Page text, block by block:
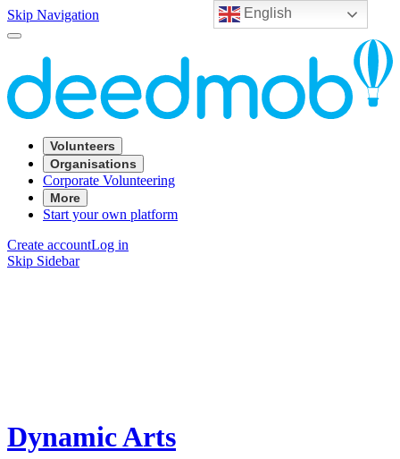
English
Skip Navigation
Volunteers
Organisations
Corporate Volunteering
More
Start your own platform
Create accountLog in
Skip Sidebar
Dynamic Arts